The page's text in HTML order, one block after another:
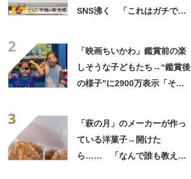
SNS沸く 「これはガチで美
2
「映画ちいかわ」鑑賞前の楽
しそうな子どもたち→“鑑賞後
の様子”に2900万表示「そう
3
「萩の月」のメーカーが作っ
ている洋菓子→開けた
ら…… 「なんで誰も教えて